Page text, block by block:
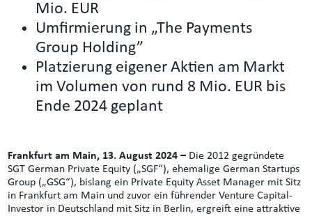
Mio. EUR
Umfirmierung in „The Payments
Group Holding”
Platzierung eigener Aktien am Markt
im Volumen von rund 8 Mio. EUR bis
Ende 2024 geplant
Frankfurt am Main, 13. August 2024 – Die 2012 gegründete
SGT German Private Equity („SGF“), ehemalige German Startups
Group („GSG“), bislang ein Private Equity Asset Manager mit Sitz
in Frankfurt am Main und zuvor ein führender Venture Capital-
Investor in Deutschland mit Sitz in Berlin, ergreift eine attraktive